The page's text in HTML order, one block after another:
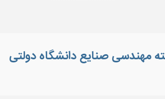
رشته مهندسی صنایع دانشگاه دولتی